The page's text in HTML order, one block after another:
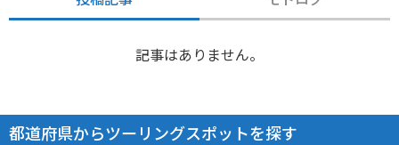
記事はありません。
都道府県からツーリングスポットを探す